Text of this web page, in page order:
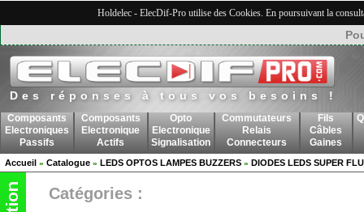
Holdelec - ElecDif-Pro utilise des Cookies. En poursuivant la
Des réponses à tous vos besoins !
Composants
Electroniques
Passifs
Composants
Electronique
Actifs
Opto
Electronique
Signalisation
Commutateurs
Relais
Connecteurs
Fils
Câbles
Gaines
Accueil » Catalogue » LEDS OPTOS LAMPES BUZZERS » DIODES LEDS SUPER
Catégories :